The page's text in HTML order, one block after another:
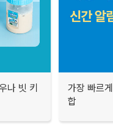
나 빗 키
가장 빠르
합